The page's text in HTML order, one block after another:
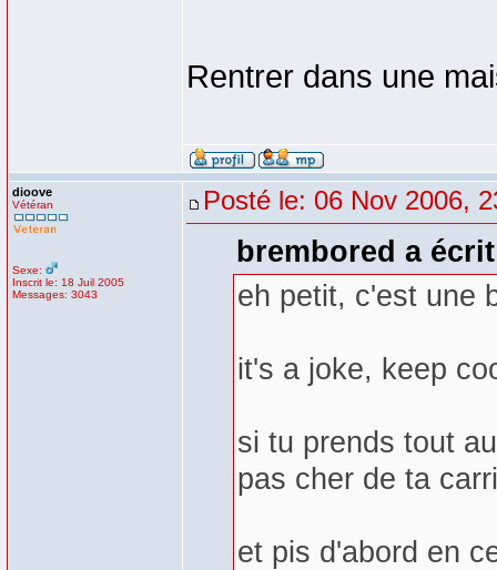
Rentrer dans une
dioove
Vétéran
Sexe:
Inscrit le: 18 Juil 2005
Messages: 3043
Posté le: 06 Nov 2006,
brembored a
eh petit, c'est une
it's a joke, keep
si tu prends tout
pas cher de ta
et pis d'abord en